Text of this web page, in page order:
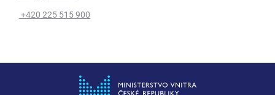
+420 225 515 900